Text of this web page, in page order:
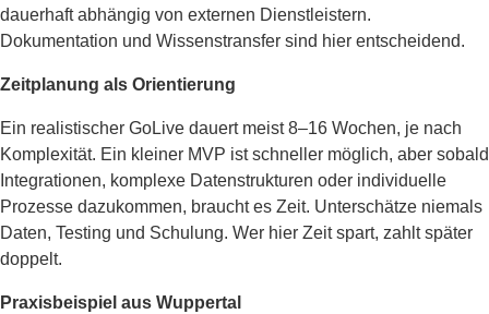
dauerhaft abhängig von externen Dienstleistern.
Dokumentation und Wissenstransfer sind hier entscheidend.
Zeitplanung als Orientierung
Ein realistischer GoLive dauert meist 8–16 Wochen, je nach
Komplexität. Ein kleiner MVP ist schneller möglich, aber sobald
Integrationen, komplexe Datenstrukturen oder individuelle
Prozesse dazukommen, braucht es Zeit. Unterschätze niemals
Daten, Testing und Schulung. Wer hier Zeit spart, zahlt später
doppelt.
Praxisbeispiel aus Wuppertal